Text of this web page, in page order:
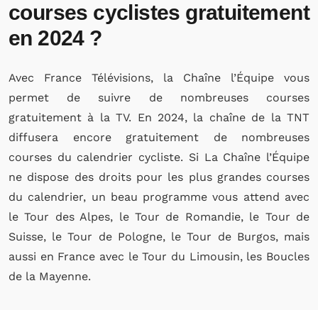
courses cyclistes gratuitement
en 2024 ?
Avec France Télévisions, la Chaîne l’Équipe vous
permet de suivre de nombreuses courses
gratuitement à la TV. En 2024, la chaîne de la TNT
diffusera encore gratuitement de nombreuses
courses du calendrier cycliste. Si La Chaîne l’Équipe
ne dispose des droits pour les plus grandes courses
du calendrier, un beau programme vous attend avec
le Tour des Alpes, le Tour de Romandie, le Tour de
Suisse, le Tour de Pologne, le Tour de Burgos, mais
aussi en France avec le Tour du Limousin, les Boucles
de la Mayenne.